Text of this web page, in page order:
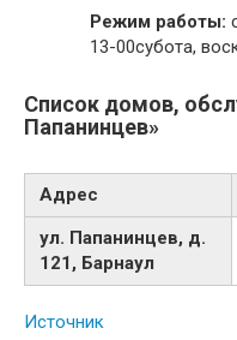
Режим работы:
13-00субота,
Список домов,
Папанинцев»
Адрес
ул. Папанинцев, д.
121, Барнаул
Источник